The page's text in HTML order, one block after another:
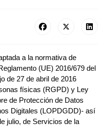
a la normativa de
(UE) 2016/679 del
de 27 de abril de 2016
físicas (RGPD) y Ley
de Protección de Datos
Digitales (LOPDGDD)- así
julio, de Servicios de la